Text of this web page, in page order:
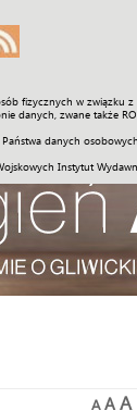
fizycznych w
danych, zwane także
danych
Instytut
Wideo
A A A